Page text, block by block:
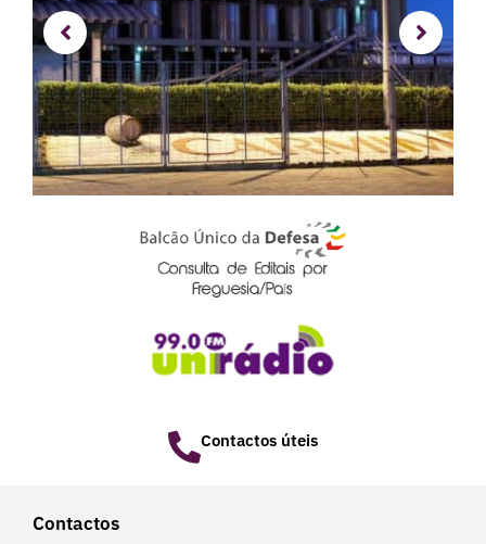
n
g
s
l
d
e
2
Contactos úteis
Contactos